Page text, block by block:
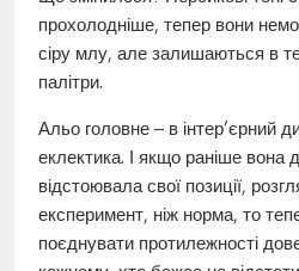
прохолодніше, тепер вони
сіру млу, але залишаються в
палітри.
Альо головне – в інтер’єрний
еклектика. І якщо раніше вона
відстоювала свої позиції,
експеримент, ніж норма, то
поєднувати протилежності